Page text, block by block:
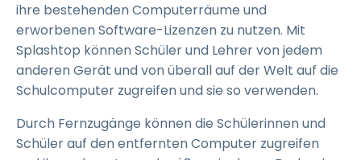
ihre bestehenden Computerräume und
erworbenen Software-Lizenzen zu nutzen. Mit
Splashtop können Schüler und Lehrer von jedem
anderen Gerät und von überall auf der Welt auf die
Schulcomputer zugreifen und sie so verwenden.
Durch Fernzugänge können die Schülerinnen und
Schüler auf den entfernten Computer zugreifen